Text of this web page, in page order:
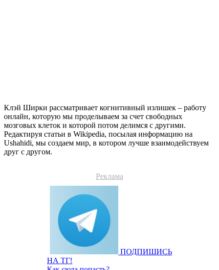
Клэй Ширки рассматривает когнитивный излишек – работу
онлайн, которую мы проделываем за счет свободных
мозговых клеток и которой потом делимся с другими.
Редактируя статьи в Wikipedia, посылая информацию на
Ushahidi, мы создаем мир, в котором лучше взаимодействуем
друг с другом.
Реклама
ПОДПИШИСЬ
НА ТГ!